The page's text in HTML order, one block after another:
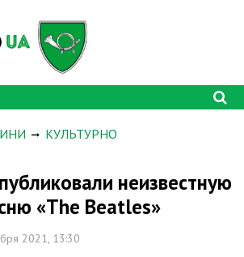
КУЛЬТУРНО
неизвестную
«The Beatles»
2021, 13:30